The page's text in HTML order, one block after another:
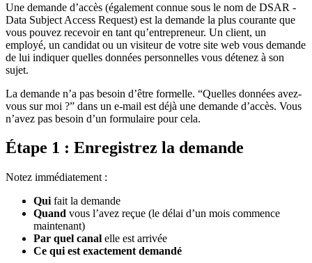
Une demande d’accès (également connue sous le nom de DSAR -
Data Subject Access Request) est la demande la plus courante que
vous pouvez recevoir en tant qu’entrepreneur. Un client, un
employé, un candidat ou un visiteur de votre site web vous demande
de lui indiquer quelles données personnelles vous détenez à son
sujet.
La demande n’a pas besoin d’être formelle. “Quelles données avez-
vous sur moi ?” dans un e-mail est déjà une demande d’accès. Vous
n’avez pas besoin d’un formulaire pour cela.
Étape 1 : Enregistrez la demande
Notez immédiatement :
Qui fait la demande
Quand vous l’avez reçue (le délai d’un mois commence
maintenant)
Par quel canal elle est arrivée
Ce qui est exactement demandé